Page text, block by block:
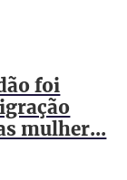
foi
mulher...